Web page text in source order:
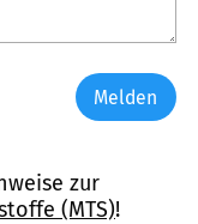
Melden
zur
(MTS)!